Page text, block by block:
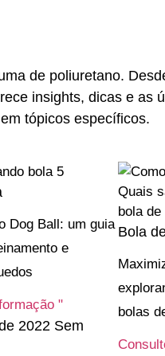
de poliuretano.
insights, dicas e as
tópicos específicos.
Dog Ball: um guia
e
"
2022 Sem
Bola
bolas